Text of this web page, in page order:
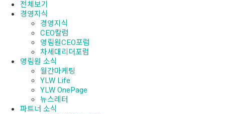
전체보기
경영지식
경영지식
CEO칼럼
영림원CEO포럼
차세대리더포럼
영림원 소식
월간마케팅
YLW Life
YLW OnePage
뉴스레터
파트너 소식